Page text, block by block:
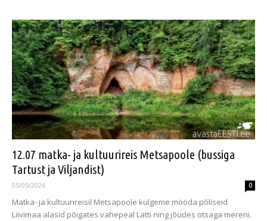
12.07 matka- ja kultuurireis Metsapoole (bussiga
Tartust ja Viljandist)
05/05/2026 0
Matka- ja kultuurireisil Metsapoole kulgeme mööda põliseid
Liivimaa alasid põigates vahepeal Lätti ning jõudes otsaga mereni.